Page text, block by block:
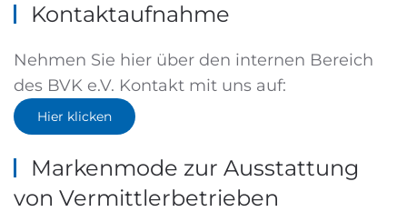
Kontaktaufnahme
Nehmen Sie hier über den internen Bereich
des BVK e.V. Kontakt mit uns auf:
Hier klicken
Markenmode zur Ausstattung
von Vermittlerbetrieben